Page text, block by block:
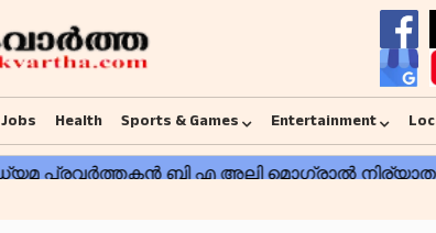
Jobs Health Sports & Games Entertainment